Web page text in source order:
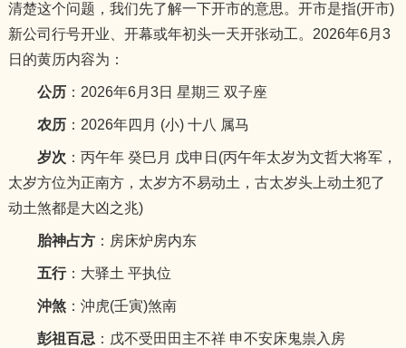
清楚这个问题，我们先了解一下开市的意思。开市是指(开市)
新公司行号开业、开幕或年初头一天开张动工。2026年6月3
日的黄历内容为：
公历：2026年6月3日 星期三 双子座
农历：2026年四月 (小) 十八 属马
岁次 ：丙午年 癸巳月 戊申日(丙午年太岁为文哲大将军，
太岁方位为正南方，太岁方不易动土，古太岁头上动土犯了
动土煞都是大凶之兆)
胎神占方：房床炉房内东
五行：大驿土 平执位
沖煞：沖虎(壬寅)煞南
彭祖百忌 ：戊不受田田主不祥 申不安床鬼祟入房